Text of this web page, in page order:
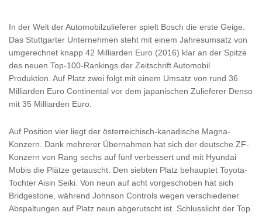
In der Welt der Automobilzulieferer spielt Bosch die erste Geige.
Das Stuttgarter Unternehmen steht mit einem Jahresumsatz von
umgerechnet knapp 42 Milliarden Euro (2016) klar an der Spitze
des neuen Top-100-Rankings der Zeitschrift Automobil
Produktion. Auf Platz zwei folgt mit einem Umsatz von rund 36
Milliarden Euro Continental vor dem japanischen Zulieferer Denso
mit 35 Milliarden Euro.
Auf Position vier liegt der österreichisch-kanadische Magna-
Konzern. Dank mehrerer Übernahmen hat sich der deutsche ZF-
Konzern von Rang sechs auf fünf verbessert und mit Hyundai
Mobis die Plätze getauscht. Den siebten Platz behauptet Toyota-
Tochter Aisin Seiki. Von neun auf acht vorgeschoben hat sich
Bridgestone, während Johnson Controls wegen verschiedener
Abspaltungen auf Platz neun abgerutscht ist. Schlusslicht der Top